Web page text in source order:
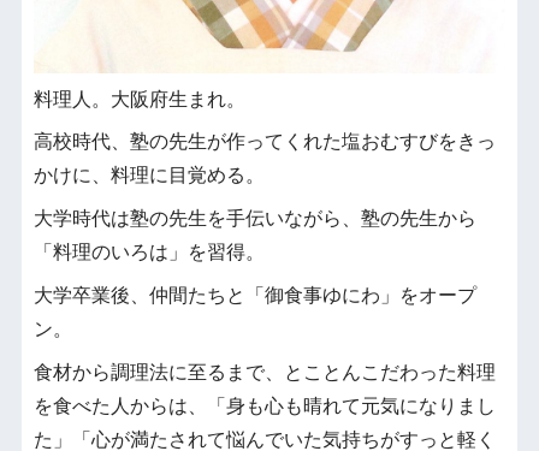
料理人。大阪府生まれ。
高校時代、塾の先生が作ってくれた塩おむすびをきっ
かけに、料理に目覚める。
大学時代は塾の先生を手伝いながら、塾の先生から
「料理のいろは」を習得。
大学卒業後、仲間たちと「御食事ゆにわ」をオープ
ン。
食材から調理法に至るまで、とことんこだわった料理
を食べた人からは、「身も心も晴れて元気になりまし
た」「心が満たされて悩んでいた気持ちがすっと軽く